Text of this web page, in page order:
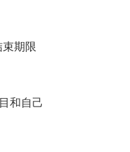
期限
和自己